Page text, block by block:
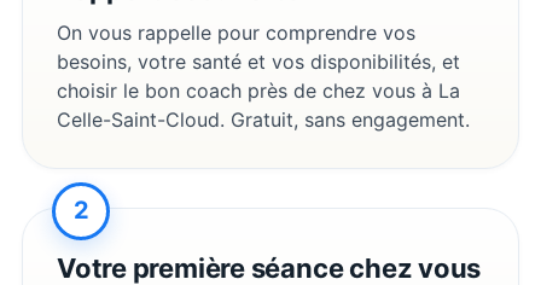
On vous rappelle pour comprendre vos
besoins, votre santé et vos disponibilités, et
choisir le bon coach près de chez vous à La
Celle-Saint-Cloud. Gratuit, sans engagement.
2
Votre première séance chez vous